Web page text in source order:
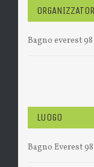
Bagno everest 98
LUOGO
Bagno Everest 98